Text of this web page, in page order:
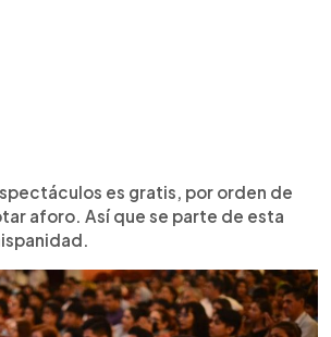
es gratis, por orden de
aforo. Así que se parte de esta